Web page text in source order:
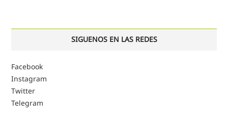
SIGUENOS EN LAS REDES
Facebook
Instagram
Twitter
Telegram